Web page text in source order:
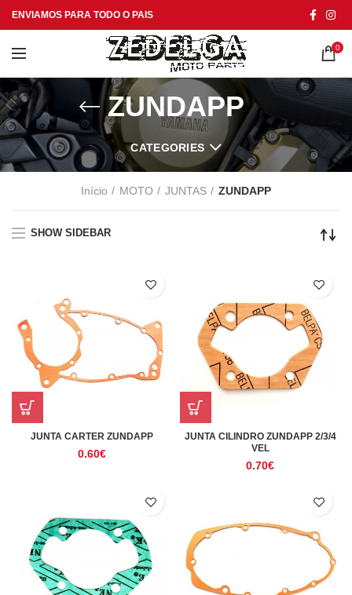
ENVIAMOS PARA TODO O PAIS
0
ZUNDAPP
CATEGORIES
Início MOTO JUNTAS ZUNDAPP
SHOW SIDEBAR
JUNTA CARTER ZUNDAPP
0.60€
JUNTA CILINDRO ZUNDAPP 2/3/4
VEL
0.70€